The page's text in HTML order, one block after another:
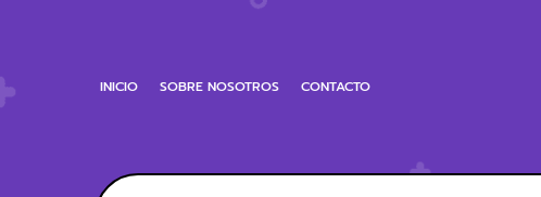
INICIO SOBRE NOSOTROS CONTACTO